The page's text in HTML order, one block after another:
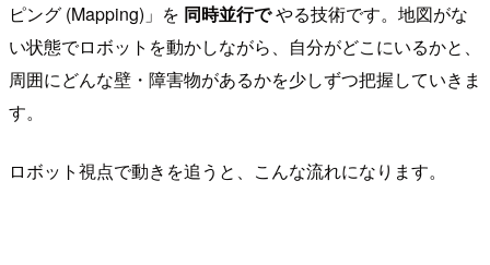
ピング (Mapping)」を 同時並行でやる技術です。地図がな
い状態でロボットを動かしながら、自分がどこにいるかと、
周囲にどんな壁・障害物があるかを少しずつ把握していきま
す。
ロボット視点で動きを追うと、こんな流れになります。